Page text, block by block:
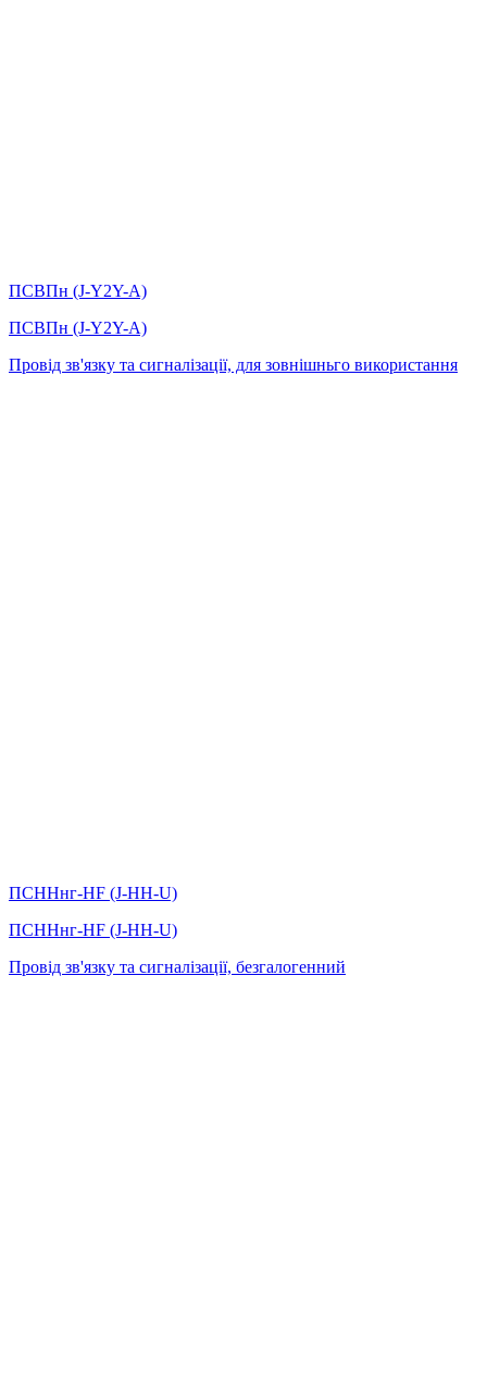
ПСВПн (J-Y2Y-A)
ПСВПн (J-Y2Y-A)
Провід зв'язку та сигналізації, для зовнішньго використання
ПСННнг-HF (J-HH-U)
ПСННнг-HF (J-HH-U)
Провід зв'язку та сигналізації, безгалогенний